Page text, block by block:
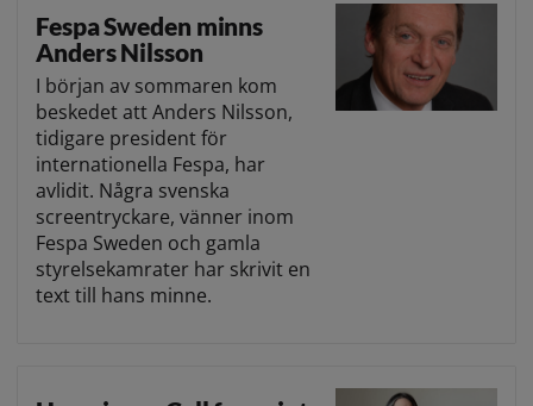
Fespa Sweden minns
Anders Nilsson
I början av sommaren kom
beskedet att Anders Nilsson,
tidigare president för
internationella Fespa, har
avlidit. Några svenska
screentryckare, vänner inom
Fespa Sweden och gamla
styrelsekamrater har skrivit en
text till hans minne.